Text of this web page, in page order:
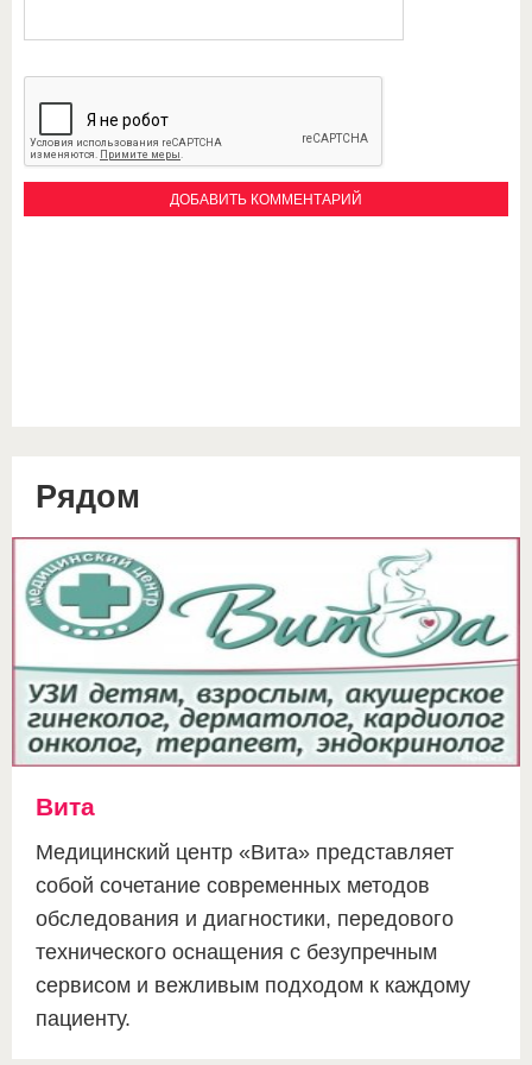
Рядом
Вита
Медицинский центр «Вита» представляет
собой сочетание современных методов
обследования и диагностики, передового
технического оснащения с безупречным
сервисом и вежливым подходом к каждому
пациенту.